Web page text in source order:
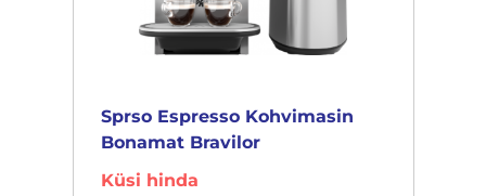
Sprso Espresso Kohvimasin
Bonamat Bravilor
Küsi hinda